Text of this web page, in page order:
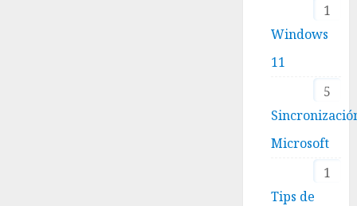
1
Windows
11
5
Microsoft
1
Tips de